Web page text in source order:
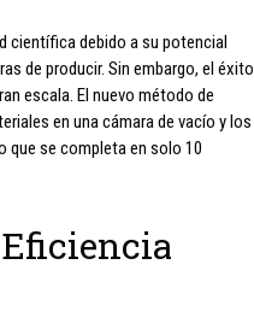
científica debido a su potencial
de producir. Sin embargo, el éxito
escala. El nuevo método de
en una cámara de vacío y los
que se completa en solo 10